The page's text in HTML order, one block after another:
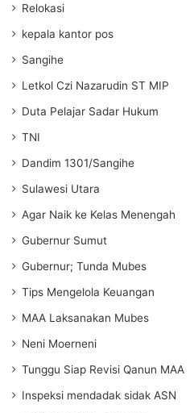
Relokasi
kepala kantor pos
Sangihe
Letkol Czi Nazarudin ST MIP
Duta Pelajar Sadar Hukum
TNI
Dandim 1301/Sangihe
Sulawesi Utara
Agar Naik ke Kelas Menengah
Gubernur Sumut
Gubernur; Tunda Mubes
Tips Mengelola Keuangan
MAA Laksanakan Mubes
Neni Moerneni
Tunggu Siap Revisi Qanun MAA
Inspeksi mendadak sidak ASN